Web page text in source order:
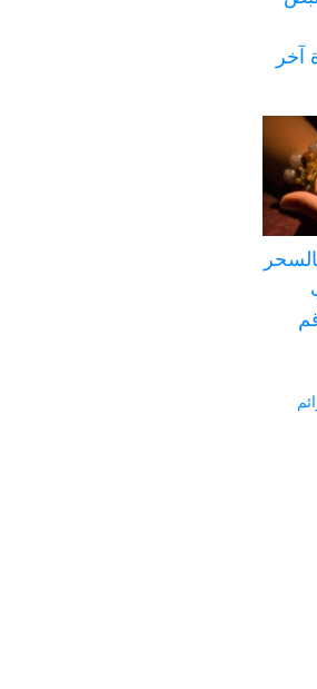
آخر